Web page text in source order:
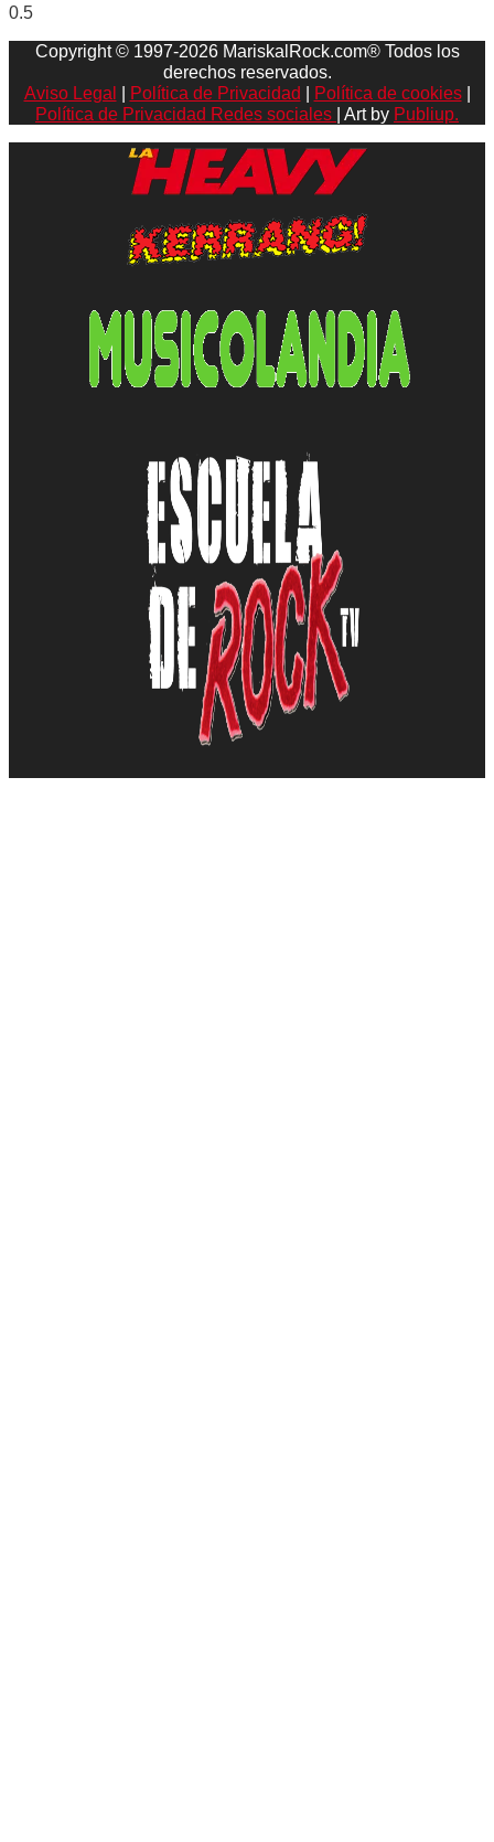
Copyright © 1997-2026 MariskalRock.com® Todos los
derechos reservados.
Aviso Legal
Política de Privacidad Política de cookies|
Política de Privacidad Redes sociales
| Art by Publiup.